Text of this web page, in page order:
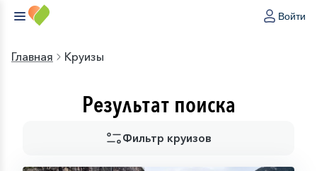
Войти
Главная Круизы
Результат поиска
Фильтр круизов